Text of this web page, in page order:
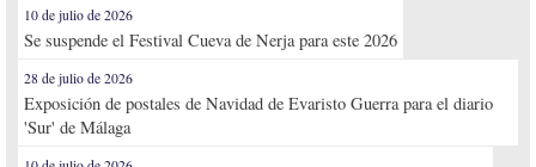
10 de julio de 2026
Se suspende el Festival Cueva de Nerja para este 2026
28 de julio de 2026
Exposición de postales de Navidad de Evaristo Guerra para el diario
'Sur' de Málaga